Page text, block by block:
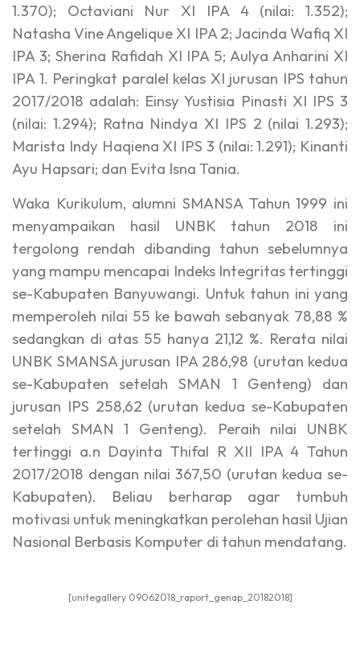
1.370); Octaviani Nur XI IPA 4 (nilai: 1.352);
Natasha Vine Angelique XI IPA 2; Jacinda Wafiq XI
IPA 3; Sherina Rafidah XI IPA 5; Aulya Anharini XI
IPA 1. Peringkat paralel kelas XI jurusan IPS tahun
2017/2018 adalah: Einsy Yustisia Pinasti XI IPS 3
(nilai: 1.294); Ratna Nindya XI IPS 2 (nilai 1.293);
Marista Indy Haqiena XI IPS 3 (nilai: 1.291); Kinanti
Ayu Hapsari; dan Evita Isna Tania.
Waka Kurikulum, alumni SMANSA Tahun 1999 ini
menyampaikan hasil UNBK tahun 2018 ini
tergolong rendah dibanding tahun sebelumnya
yang mampu mencapai Indeks Integritas tertinggi
se-Kabupaten Banyuwangi. Untuk tahun ini yang
memperoleh nilai 55 ke bawah sebanyak 78,88 %
sedangkan di atas 55 hanya 21,12 %. Rerata nilai
UNBK SMANSA jurusan IPA 286,98 (urutan kedua
se-Kabupaten setelah SMAN 1 Genteng) dan
jurusan IPS 258,62 (urutan kedua se-Kabupaten
setelah SMAN 1 Genteng). Peraih nilai UNBK
tertinggi a.n Dayinta Thifal R XII IPA 4 Tahun
2017/2018 dengan nilai 367,50 (urutan kedua se-
Kabupaten). Beliau berharap agar tumbuh
motivasi untuk meningkatkan perolehan hasil Ujian
Nasional Berbasis Komputer di tahun mendatang.
[unitegallery 09062018_raport_genap_20182018]